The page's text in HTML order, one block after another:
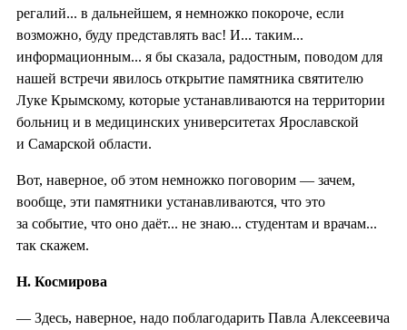
регалий... в дальнейшем, я немножко покороче, если
возможно, буду представлять вас! И... таким...
информационным... я бы сказала, радостным, поводом для
нашей встречи явилось открытие памятника святителю
Луке Крымскому, которые устанавливаются на территории
больниц и в медицинских университетах Ярославской
и Самарской области.
Вот, наверное, об этом немножко поговорим — зачем,
вообще, эти памятники устанавливаются, что это
за событие, что оно даёт... не знаю... студентам и врачам...
так скажем.
Н. Космирова
— Здесь, наверное, надо поблагодарить Павла Алексеевича